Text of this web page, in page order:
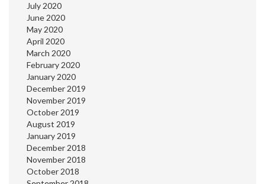
July 2020
June 2020
May 2020
April 2020
March 2020
February 2020
January 2020
December 2019
November 2019
October 2019
August 2019
January 2019
December 2018
November 2018
October 2018